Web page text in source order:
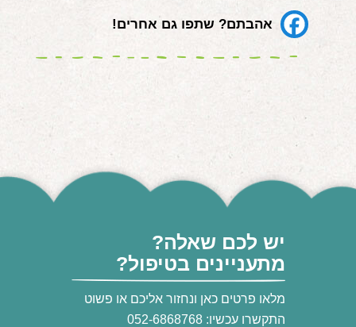
אהבתם? שתפו גם אחרים!
יש לכם שאלה?
מתעניינים בטיפול?
מלאו פרטים כאן ונחזור אליכם או פשוט
התקשרו עכשיו: 052-6868768